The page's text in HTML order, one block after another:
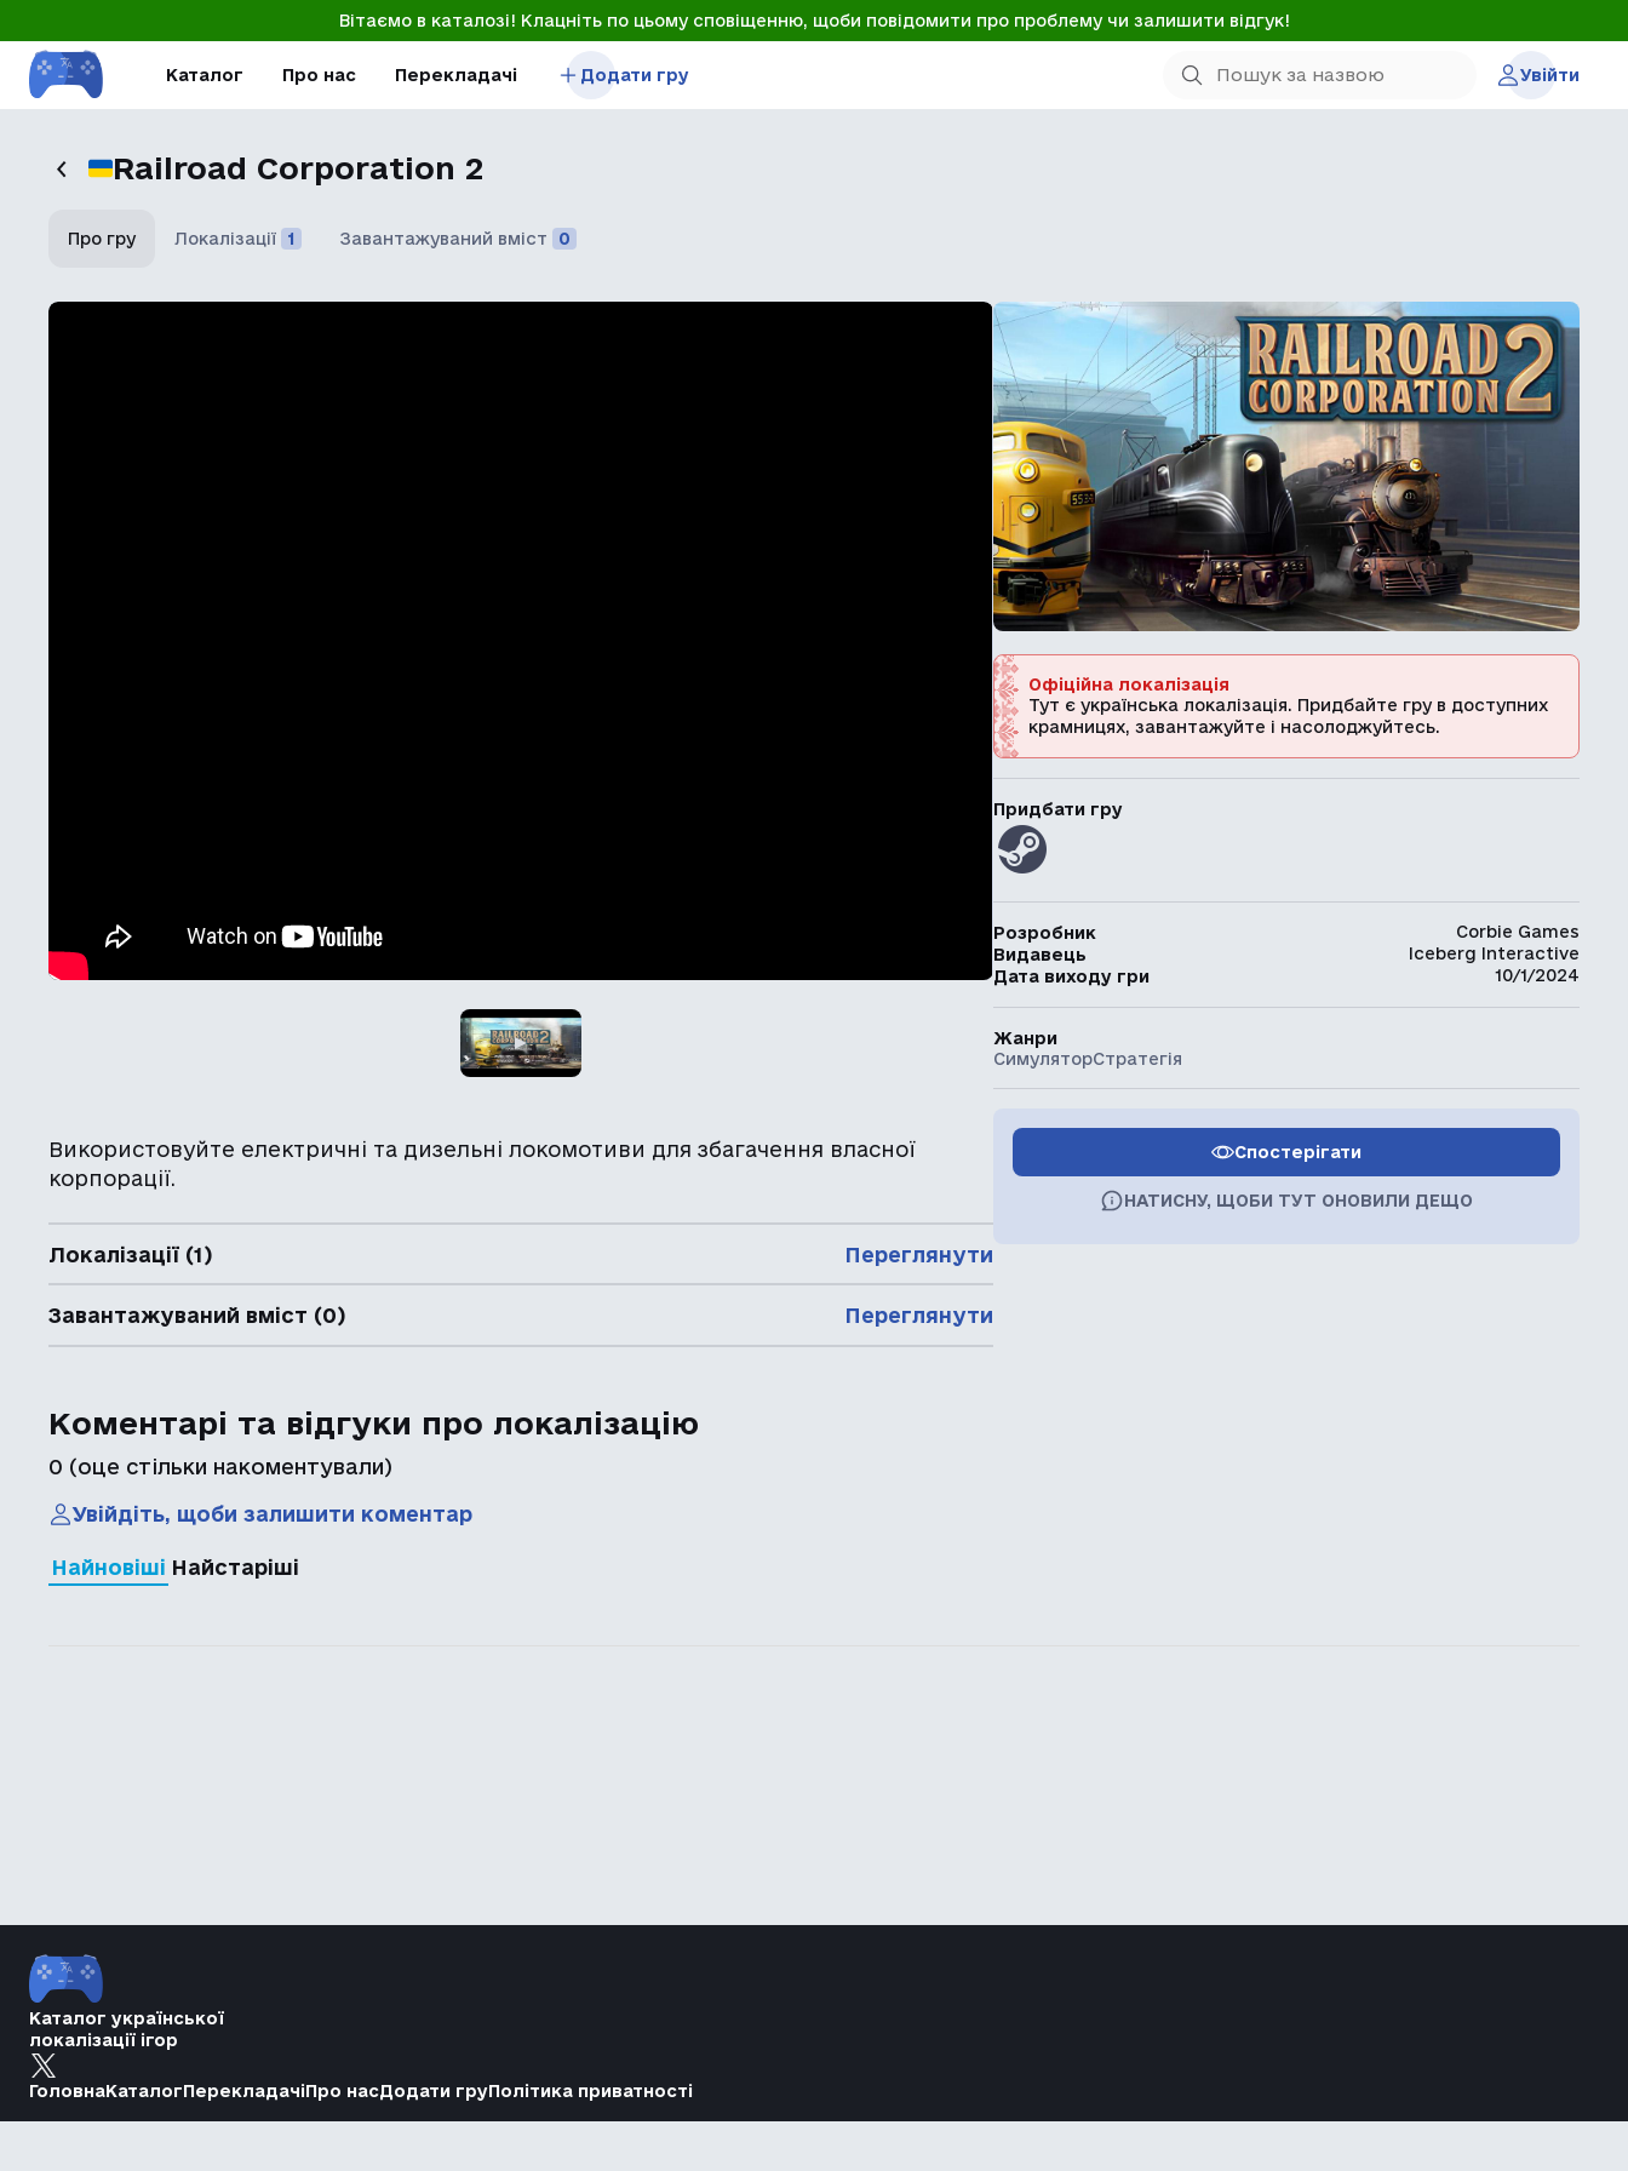
Вітаємо в каталозі! Клацніть по цьому сповіщенню, щоби повідомити про проблему чи залишити відгук!
Каталог Про нас Перекладачі Додати гру Увійти
Railroad Corporation 2
Про гру Локалізації 1 Завантажуваний вміст 0
Використовуйте електричні та дизельні локомотиви для збагачення власної
корпорації.
Локалізації (1) Переглянути
Завантажуваний вміст (0) Переглянути
Коментарі та відгуки про локалізацію
0 (оце стільки накоментували)
Увійдіть, щоби залишити коментар
Найновіші Найстаріші
Офіційна локалізація
Тут є українська локалізація. Придбайте гру в доступних
крамницях, завантажуйте і насолоджуйтесь.
Придбати гру
Розробник
Corbie Games
Видавець
Iceberg Interactive
Дата виходу гри
10/1/2024
Жанри
СимуляторСтратегія
Спостерігати
НАТИСНУ, ЩОБИ ТУТ ОНОВИЛИ ДЕЩО
Каталог української
локалізації ігор
ГоловнаКаталогПерекладачіПро насДодати груПолітика приватності